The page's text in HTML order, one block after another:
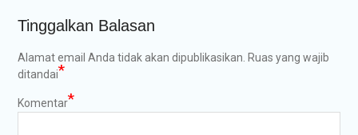
Tinggalkan Balasan
Alamat email Anda tidak akan dipublikasikan. Ruas yang wajib
ditandai*
Komentar*